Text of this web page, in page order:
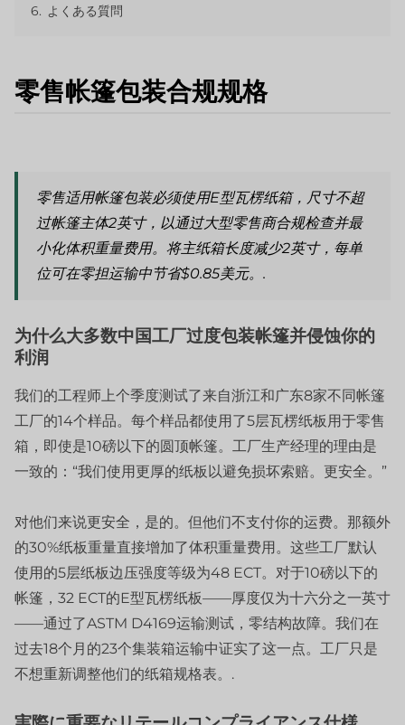
6. よくある質問
零售帐篷包装合规规格
零售适用帐篷包装必须使用E型瓦楞纸箱，尺寸不超
过帐篷主体2英寸，以通过大型零售商合规检查并最
小化体积重量费用。将主纸箱长度减少2英寸，每单
位可在零担运输中节省$0.85美元。.
为什么大多数中国工厂过度包装帐篷并侵蚀你的
利润
我们的工程师上个季度测试了来自浙江和广东8家不同帐篷
工厂的14个样品。每个样品都使用了5层瓦楞纸板用于零售
箱，即使是10磅以下的圆顶帐篷。工厂生产经理的理由是
一致的：“我们使用更厚的纸板以避免损坏索赔。更安全。”
对他们来说更安全，是的。但他们不支付你的运费。那额外
的30%纸板重量直接增加了体积重量费用。这些工厂默认
使用的5层纸板边压强度等级为48 ECT。对于10磅以下的
帐篷，32 ECT的E型瓦楞纸板——厚度仅为十六分之一英寸
——通过了ASTM D4169运输测试，零结构故障。我们在
过去18个月的23个集装箱运输中证实了这一点。工厂只是
不想重新调整他们的纸箱规格表。.